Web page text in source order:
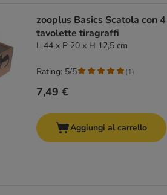
zooplus Basics Scatola con 4
tavolette tiragraffi
L 44 x P 20 x H 12,5 cm
7,49 €
Rating: 5/5 (1)
Aggiungi al carrello